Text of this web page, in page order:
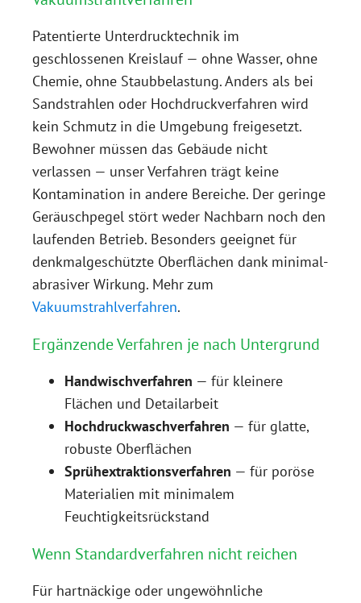
Patentierte Unterdrucktechnik im
geschlossenen Kreislauf — ohne Wasser, ohne
Chemie, ohne Staubbelastung. Anders als bei
Sandstrahlen oder Hochdruckverfahren wird
kein Schmutz in die Umgebung freigesetzt.
Bewohner müssen das Gebäude nicht
verlassen — unser Verfahren trägt keine
Kontamination in andere Bereiche. Der geringe
Geräuschpegel stört weder Nachbarn noch den
laufenden Betrieb. Besonders geeignet für
denkmalgeschützte Oberflächen dank minimal-
abrasiver Wirkung. Mehr zum
Vakuumstrahlverfahren.
Ergänzende Verfahren je nach Untergrund
Handwischverfahren — für kleinere
Flächen und Detailarbeit
Hochdruckwaschverfahren — für glatte,
robuste Oberflächen
Sprühextraktionsverfahren — für poröse
Materialien mit minimalem
Feuchtigkeitsrückstand
Wenn Standardverfahren nicht reichen
Für hartnäckige oder ungewöhnliche